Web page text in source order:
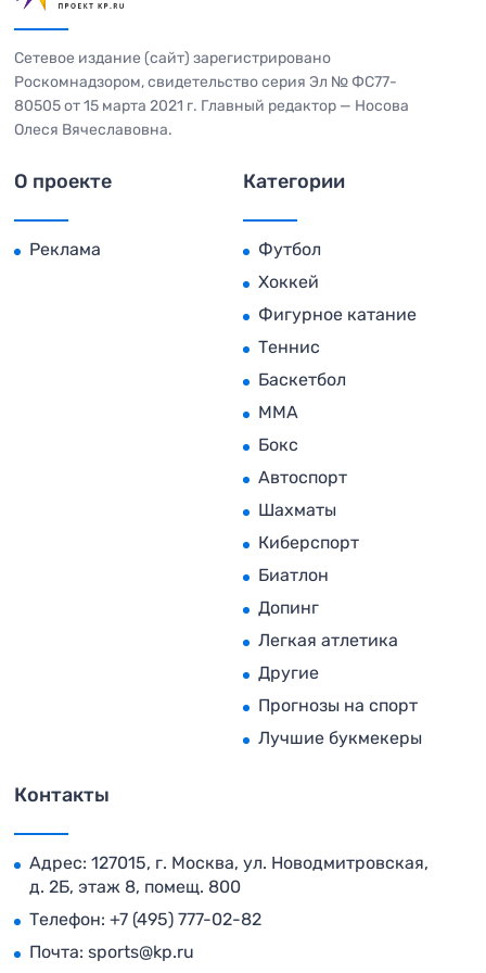
Сетевое издание (сайт) зарегистрировано
Роскомнадзором, свидетельство серия Эл № ФС77-
80505 от 15 марта 2021 г. Главный редактор — Носова
Олеся Вячеславовна.
О проекте
Реклама
Категории
Футбол
Хоккей
Фигурное катание
Теннис
Баскетбол
MMA
Бокс
Автоспорт
Шахматы
Киберспорт
Биатлон
Допинг
Легкая атлетика
Другие
Прогнозы на спорт
Лучшие букмекеры
Контакты
Адрес: 127015, г. Москва, ул. Новодмитровская,
д. 2Б, этаж 8, помещ. 800
Телефон: +7 (495) 777-02-82
Почта: sports@kp.ru